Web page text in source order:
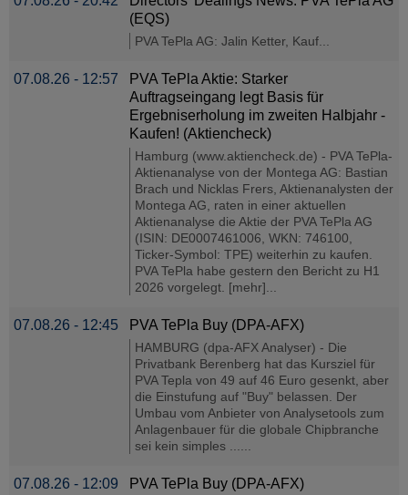
(EQS)
PVA TePla AG: Jalin Ketter, Kauf...
07.08.26 - 12:57
PVA TePla Aktie: Starker
Auftragseingang legt Basis für
Ergebniserholung im zweiten Halbjahr -
Kaufen! (Aktiencheck)
Hamburg (www.aktiencheck.de) - PVA TePla-
Aktienanalyse von der Montega AG: Bastian
Brach und Nicklas Frers, Aktienanalysten der
Montega AG, raten in einer aktuellen
Aktienanalyse die Aktie der PVA TePla AG
(ISIN: DE0007461006, WKN: 746100,
Ticker-Symbol: TPE) weiterhin zu kaufen.
PVA TePla habe gestern den Bericht zu H1
2026 vorgelegt. [mehr]...
07.08.26 - 12:45 PVA TePla Buy (DPA-AFX)
HAMBURG (dpa-AFX Analyser) - Die
Privatbank Berenberg hat das Kursziel für
PVA Tepla von 49 auf 46 Euro gesenkt, aber
die Einstufung auf "Buy" belassen. Der
Umbau vom Anbieter von Analysetools zum
Anlagenbauer für die globale Chipbranche
sei kein simples ......
07.08.26 - 12:09 PVA TePla Buy (DPA-AFX)